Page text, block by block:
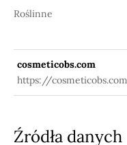
Roślinne
cosmeticobs.com
https://
officinalis-leaf-oil-117
Źródła danych